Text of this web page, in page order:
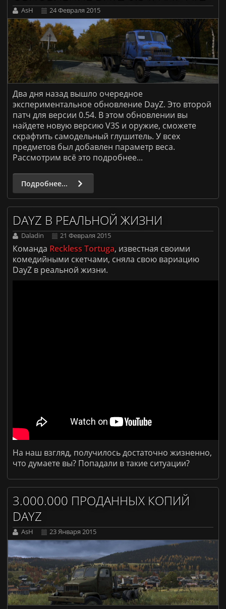
AsH 24 Февраля 2015
Два дня назад вышло очередное
экспериментальное обновление DayZ. Это второй
патч для версии 0.54. В этом обновлении вы
найдете новую версию V3S и оружие, сможете
скрафтить самодельный глушитель. У всех
предметов был добавлен параметр веса.
Рассмотрим всё это подробнее...
Подробнее...
DAYZ В РЕАЛЬНОЙ ЖИЗНИ
Daladin 21 Февраля 2015
Команда Reckless Tortuga, известная своими
комедийными скетчами, сняла свою вариацию
DayZ в реальной жизни.
На наш взгляд, получилось достаточно жизненно,
что думаете вы? Попадали в такие ситуации?
3.000.000 ПРОДАННЫХ КОПИЙ
DAYZ
AsH 23 Января 2015